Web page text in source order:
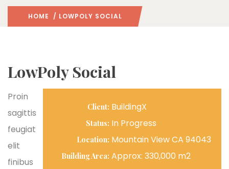
HOME / LOWPOLY SOCIAL
LowPoly Social
Client: BuildingX
Status: In Progress
Location: Mountain View CA 94043
Building Area: Approx: 330,000 m2
Proin
sagittis
feugiat
elit
finibus